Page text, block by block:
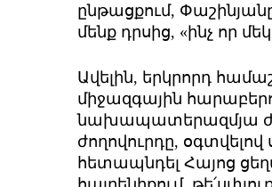
ընթացքում,
մենք դրսից, «ինչ որ
Ավելին, երկրորդ
միջազգային
նախապատերազմյա
ժողովուրդը,
հետապնդել Հայոց